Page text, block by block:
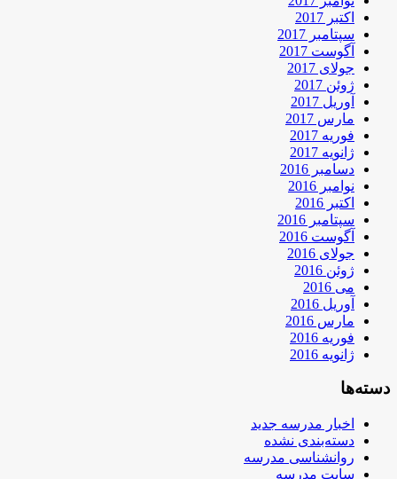
اکتبر 2017
سپتامبر 2017
آگوست 2017
جولای 2017
ژوئن 2017
آوریل 2017
مارس 2017
فوریه 2017
ژانویه 2017
دسامبر 2016
نوامبر 2016
اکتبر 2016
سپتامبر 2016
آگوست 2016
جولای 2016
ژوئن 2016
می 2016
آوریل 2016
مارس 2016
فوریه 2016
ژانویه 2016
دسته‌ها
اخبار مدرسه جدید
دسته‌بندی نشده
روانشناسی مدرسه
سایت مدرسه